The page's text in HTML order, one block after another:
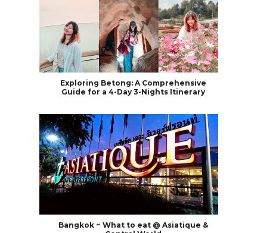
Exploring Betong: A Comprehensive
Guide for a 4-Day 3-Nights Itinerary
Bangkok ~ What to eat @ Asiatique &